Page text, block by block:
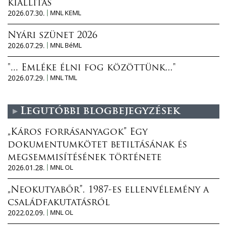
kiállítás
2026.07.30.
MNL KEML
Nyári szünet 2026
2026.07.29.
MNL BéML
"... Emléke élni fog közöttünk..."
2026.07.29.
MNL TML
Legutóbbi blogbejegyzések
„Káros forrásanyagok” Egy
dokumentumkötet betiltásának és
megsemmisítésének története
2026.01.28.
MNL OL
„Neokutyabőr”. 1987-es ellenvélemény a
családfakutatásról
2022.02.09.
MNL OL